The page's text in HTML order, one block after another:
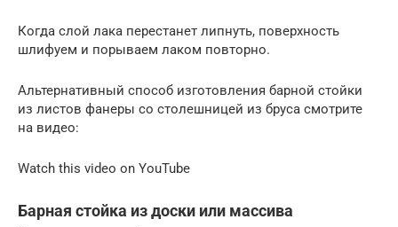
Когда слой лака перестанет липнуть, поверхность
шлифуем и порываем лаком повторно.
Альтернативный способ изготовления барной стойки
из листов фанеры со столешницей из бруса смотрите
на видео:
Watch this video on YouTube
Барная стойка из доски или массива